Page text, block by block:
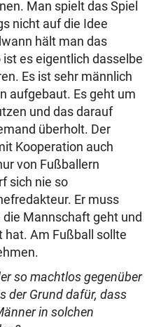
Man spielt das Spiel
nicht auf die Idee
hält man das
es eigentlich dasselbe
Es ist sehr männlich
aufgebaut. Es geht um
und das darauf
überholt. Der
Kooperation auch
von Fußballern
sich nie so
Er muss
Mannschaft geht und
hat. Am Fußball sollte
so machtlos gegenüber
der Grund dafür, dass
in solchen